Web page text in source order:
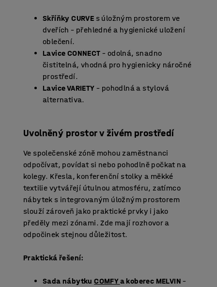
Skříňky CURVE s úložným prostorem ve
dveřích – přehledné a hygienické uložení
oblečení.
Lavice CONNECT – odolná, snadno
čistitelná, vhodná pro hygienicky náročné
prostředí.
Lavice VARIETY – pohodlná a stylová
alternativa.
Uvolněný prostor v živém prostředí
Ve společenské zóně mohou zaměstnanci
odpočívat, povídat si nebo pohodlně počkat na
kolegy. Křesla, konferenční stolky a měkké
textilie vytvářejí útulnou atmosféru, zatímco
nábytek s integrovaným úložným prostorem
slouží zároveň jako praktické prvky i jako
předěly mezi zónami. Zde mají rozhovor a
odpočinek stejnou důležitost.
Praktická řešení:
Sada nábytkuCOMFYa koberec MELVIN –